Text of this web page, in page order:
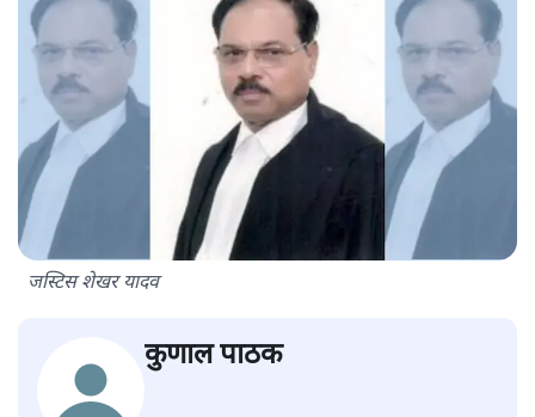
जस्टिस शेखर यादव
कुणाल पाठक